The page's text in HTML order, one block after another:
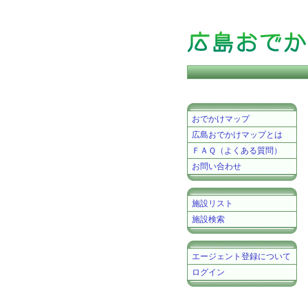
おでかけマップ
広島おでかけマップとは
ＦＡＱ（よくある質問）
お問い合わせ
施設リスト
施設検索
エージェント登録について
ログイン